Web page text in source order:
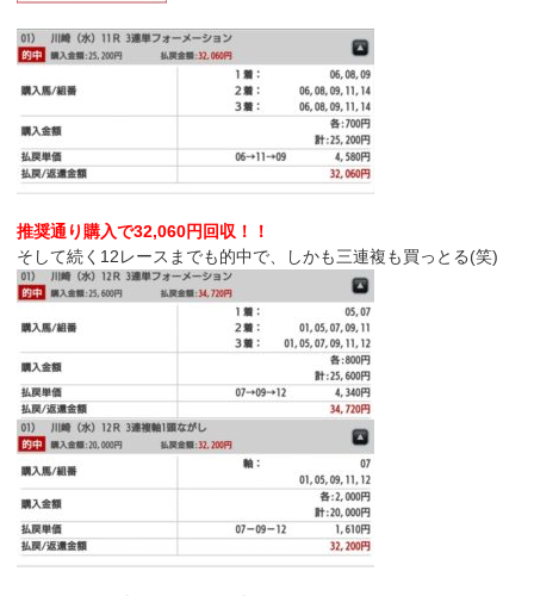
推奨通り購入で32,060円回収！！
そして続く12レースまでも的中で、しかも三連複も買っとる(笑)